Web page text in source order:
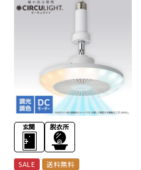
SALE 送料無料